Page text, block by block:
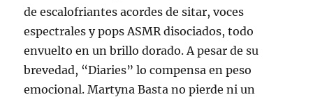
de escalofriantes acordes de sitar, voces
espectrales y pops ASMR disociados, todo
envuelto en un brillo dorado. A pesar de su
brevedad, “Diaries” lo compensa en peso
emocional. Martyna Basta no pierde ni un